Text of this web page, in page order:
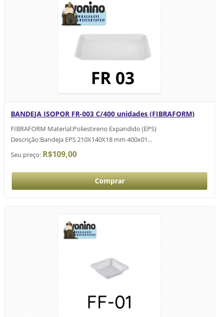
BANDEJA ISOPOR FR-003 C/400 unidades (FIBRAFORM)
FIBRAFORM Material:Poliestireno Expandido (EPS)
Descrição:Bandeja EPS 210X140X18 mm 400x01...
Seu preço: R$109,00